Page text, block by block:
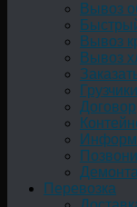
Вывоз
Вывоз
Вывоз
Грузчики
Договор
Перевозка